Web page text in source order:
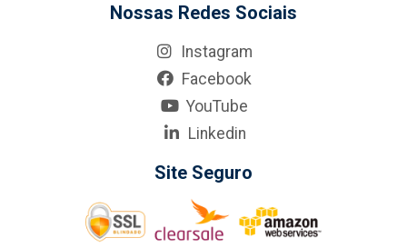
Nossas Redes Sociais
Instagram
Facebook
YouTube
Linkedin
Site Seguro